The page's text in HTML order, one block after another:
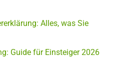
Alles, was Sie
Guide für Einsteiger 2026